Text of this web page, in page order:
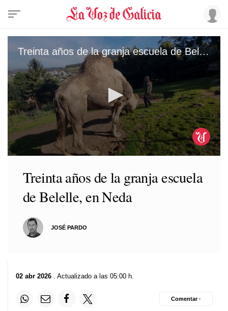
Treinta años de la granja escuela de Belelle, en Neda
seconds
Treinta años de la granja escuela
de Belelle, en Neda
JOSÉ PARDO
02 abr 2026 . Actualizado a las 05:00 h.
Comentar ·